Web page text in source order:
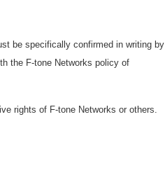
be specifically confirmed in writing by
the F-tone Networks policy of
rights of F-tone Networks or others.